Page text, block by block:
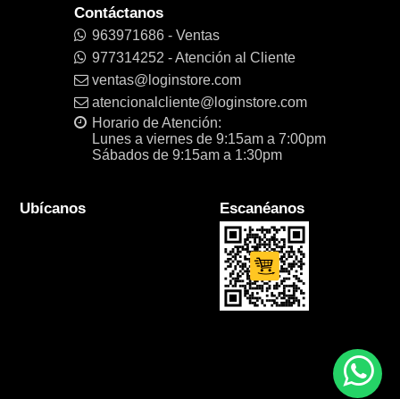
Contáctanos
963971686 - Ventas
977314252 - Atención al Cliente
ventas@loginstore.com
atencionalcliente@loginstore.com
Horario de Atención:
Lunes a viernes de 9:15am a 7:00pm
Sábados de 9:15am a 1:30pm
Ubícanos Escanéanos